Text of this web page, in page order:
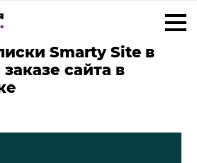
+7 923 788 35 15
Smarty Site в
сайта в